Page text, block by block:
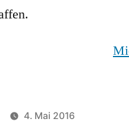
4. Mai 2016